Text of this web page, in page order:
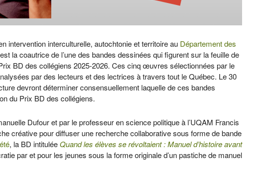
intervention interculturelle, autochtonie et territoire au Département des
la coautrice de l’une des bandes dessinées qui figurent sur la feuille de
BD des collégiens 2025-2026. Ces cinq œuvres sélectionnées par le
par des lecteurs et des lectrices à travers tout le Québec. Le 30
devront déterminer consensuellement laquelle de ces bandes
du Prix BD des collégiens.
Dufour et par le professeur en science politique à l’UQAM Francis
créative pour diffuser une recherche collaborative sous forme de bande
, la BD intituléeQuand les élèves se révoltaient : Manuel d’histoire avant
par et pour les jeunes sous la forme originale d’un pastiche de manuel